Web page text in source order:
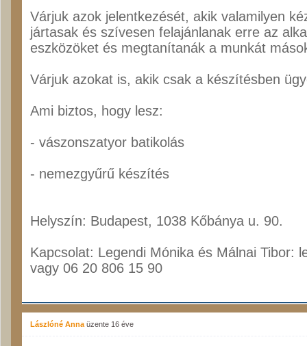
Várjuk azok jelentkezését, akik valamilyen
jártasak és szívesen felajánlanak erre az
eszközöket és megtanítanák a munkát
Várjuk azokat is, akik csak a készítésben
Ami biztos, hogy lesz:
- vászonszatyor batikolás
- nemezgyűrű készítés
Helyszín: Budapest, 1038 Kőbánya u. 90.
Kapcsolat: Legendi Mónika és Málnai Tibor:
vagy 06 20 806 15 90
Lászlóné Anna üzente 16 éve